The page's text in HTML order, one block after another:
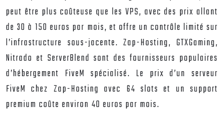
peut être plus coûteuse que les VPS, avec des prix allant
de 30 à 150 euros par mois, et offre un contrôle limité sur
l’infrastructure sous-jacente. Zap-Hosting, GTXGaming,
Nitrado et ServerBlend sont des fournisseurs populaires
d’hébergement FiveM spécialisé. Le prix d’un serveur
FiveM chez Zap-Hosting avec 64 slots et un support
premium coûte environ 40 euros par mois.